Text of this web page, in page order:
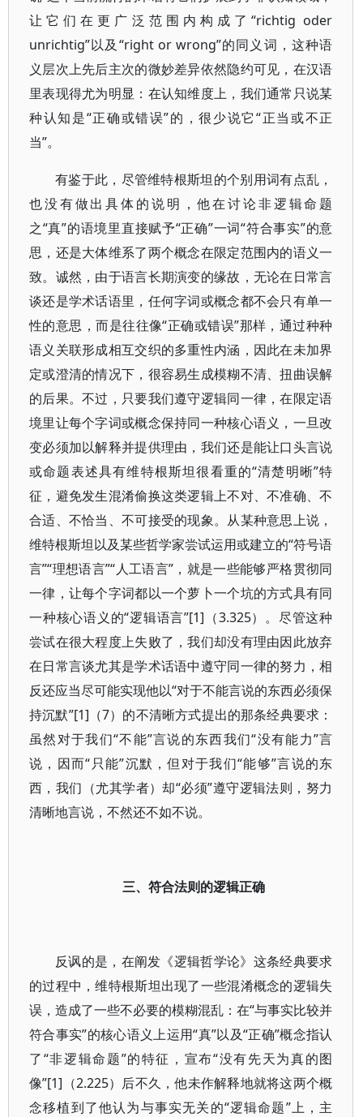
让它们在更广泛范围内构成了“richtig oder
unrichtig”以及“right or wrong”的同义词，这种语
义层次上先后主次的微妙差异依然隐约可见，在汉语
里表现得尤为明显：在认知维度上，我们通常只说某
种认知是“正确或错误”的，很少说它“正当或不正
当”。
有鉴于此，尽管维特根斯坦的个别用词有点乱，
也没有做出具体的说明，他在讨论非逻辑命题
之“真”的语境里直接赋予“正确”一词“符合事实”的意
思，还是大体维系了两个概念在限定范围内的语义一
致。诚然，由于语言长期演变的缘故，无论在日常言
谈还是学术话语里，任何字词或概念都不会只有单一
性的意思，而是往往像“正确或错误”那样，通过种种
语义关联形成相互交织的多重性内涵，因此在未加界
定或澄清的情况下，很容易生成模糊不清、扭曲误解
的后果。不过，只要我们遵守逻辑同一律，在限定语
境里让每个字词或概念保持同一种核心语义，一旦改
变必须加以解释并提供理由，我们还是能让口头言说
或命题表述具有维特根斯坦很看重的“清楚明晰”特
征，避免发生混淆偷换这类逻辑上不对、不准确、不
合适、不恰当、不可接受的现象。从某种意思上说，
维特根斯坦以及某些哲学家尝试运用或建立的“符号语
言”“理想语言”“人工语言”，就是一些能够严格贯彻同
一律，让每个字词都以一个萝卜一个坑的方式具有同
一种核心语义的“逻辑语言”[1]（3.325）。尽管这种
尝试在很大程度上失败了，我们却没有理由因此放弃
在日常言谈尤其是学术话语中遵守同一律的努力，相
反还应当尽可能实现他以“对于不能言说的东西必须保
持沉默”[1]（7）的不清晰方式提出的那条经典要求：
虽然对于我们“不能”言说的东西我们“没有能力”言
说，因而“只能”沉默，但对于我们“能够”言说的东
西，我们（尤其学者）却“必须”遵守逻辑法则，努力
清晰地言说，不然还不如不说。
三、符合法则的逻辑正确
反讽的是，在阐发《逻辑哲学论》这条经典要求
的过程中，维特根斯坦出现了一些混淆概念的逻辑失
误，造成了一些不必要的模糊混乱：在“与事实比较并
符合事实”的核心语义上运用“真”以及“正确”概念指认
了“非逻辑命题”的特征，宣布“没有先天为真的图
像”[1]（2.225）后不久，他未作解释地就将这两个概
念移植到了他认为与事实无关的“逻辑命题”上，主